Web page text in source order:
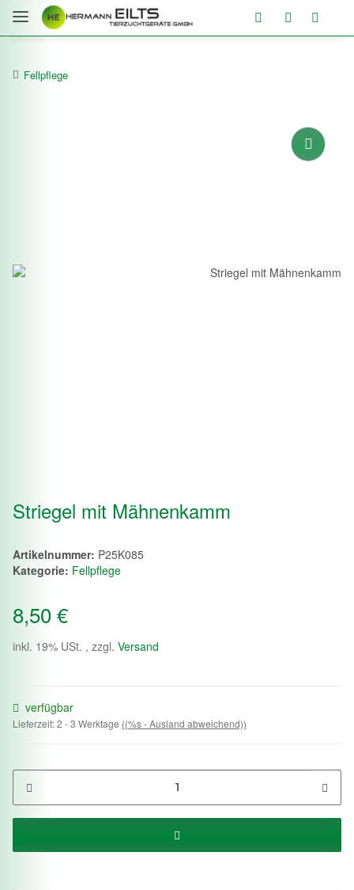
Fellpflege
Striegel mit Mähnenkamm
Artikelnummer: P25K085
Kategorie: Fellpflege
8,50 €
inkl. 19% USt. , zzgl. Versand
verfügbar
Lieferzeit:2 - 3 Werktage ((%s - Ausland abweichend))